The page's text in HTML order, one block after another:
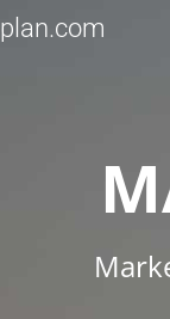
plan.com